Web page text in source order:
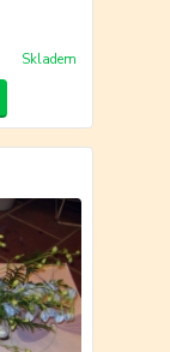
Skladem